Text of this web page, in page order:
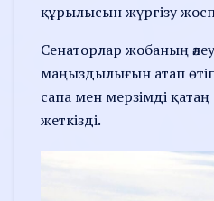
құрылысын жүргізу
Сенаторлар жобаның
маңыздылығын атап
сапа мен мерзімді қатаң
жеткізді.